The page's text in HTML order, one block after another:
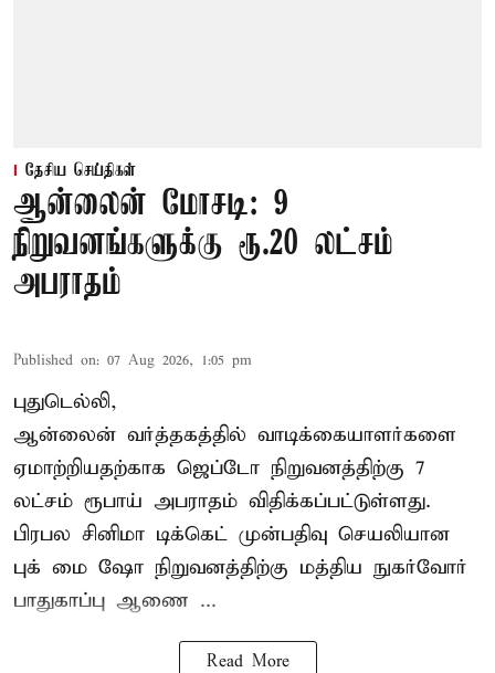
தேசிய செய்திகள்
ஆன்லைன் மோசடி: 9
நிறுவனங்களுக்கு ரூ.20 லட்சம்
அபராதம்
Published on: 07 Aug 2026, 1:05 pm
புதுடெல்லி,
ஆன்லைன் வர்த்தகத்தில் வாடிக்கையாளர்களை
ஏமாற்றியதற்காக ஜெப்டோ நிறுவனத்திற்கு 7
லட்சம் ரூபாய் அபராதம் விதிக்கப்பட்டுள்ளது.
பிரபல சினிமா டிக்கெட் முன்பதிவு செயலியான
புக் மை ஷோ நிறுவனத்திற்கு மத்திய நுகர்வோர்
பாதுகாப்பு ஆணை ...
Read More